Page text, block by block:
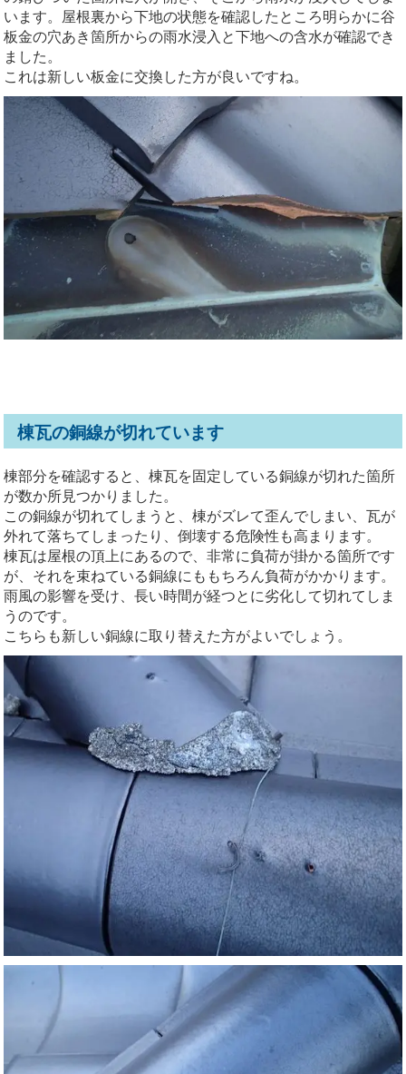
います。屋根裏から下地の状態を確認したところ明らかに谷
板金の穴あき箇所からの雨水浸入と下地への含水が確認でき
ました。
これは新しい板金に交換した方が良いですね。
棟瓦の銅線が切れています
棟部分を確認すると、棟瓦を固定している銅線が切れた箇所
が数か所見つかりました。
この銅線が切れてしまうと、棟がズレて歪んでしまい、瓦が
外れて落ちてしまったり、倒壊する危険性も高まります。
棟瓦は屋根の頂上にあるので、非常に負荷が掛かる箇所です
が、それを束ねている銅線にももちろん負荷がかかります。
雨風の影響を受け、長い時間が経つとに劣化して切れてしま
うのです。
こちらも新しい銅線に取り替えた方がよいでしょう。